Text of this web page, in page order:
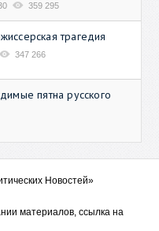
359 295
трагедия
347 266
пятна русского
Новостей»
материалов, ссылка на